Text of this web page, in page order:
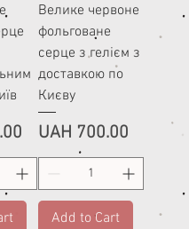
Велике червоне
фольговане
серце з гелієм з
доставкою по
Києву
Price
UAH 700.00
Add to Cart